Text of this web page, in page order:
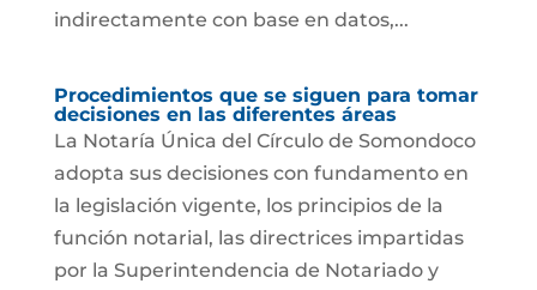
indirectamente con base en datos,...
Procedimientos que se siguen para tomar
decisiones en las diferentes áreas
La Notaría Única del Círculo de Somondoco
adopta sus decisiones con fundamento en
la legislación vigente, los principios de la
función notarial, las directrices impartidas
por la Superintendencia de Notariado y